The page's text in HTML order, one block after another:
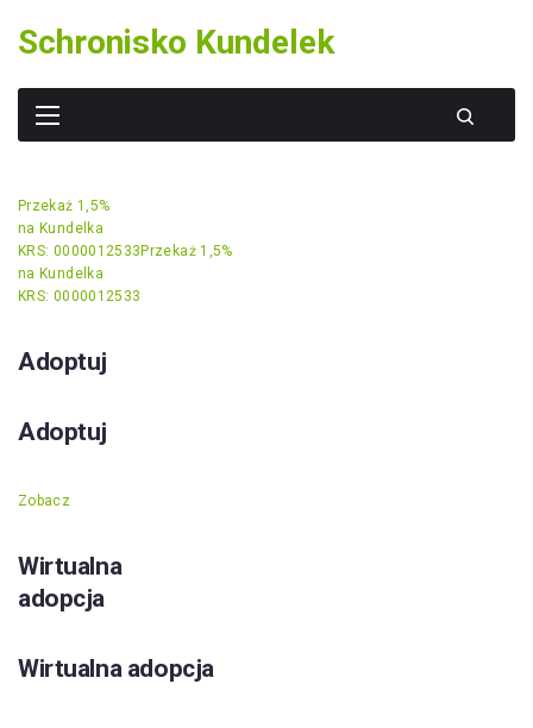
content
Schronisko Kundelek
Przekaż 1,5%
na Kundelka
KRS: 0000012533 Przekaż 1,5%
na Kundelka
KRS: 0000012533
Adoptuj
Adoptuj
Zobacz
Wirtualna
adopcja
Wirtualna adopcja